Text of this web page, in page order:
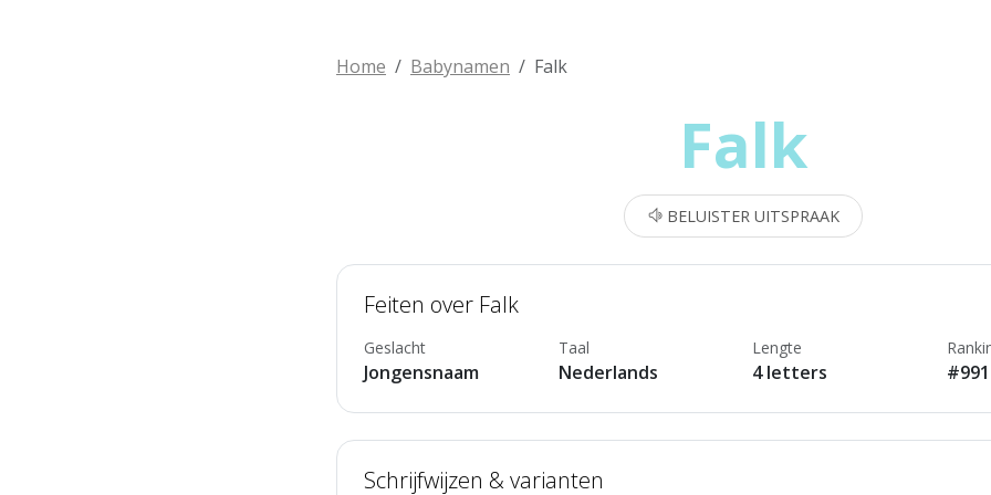
Home Babynamen Falk
Falk
BELUISTER UITSPRAAK
Feiten over Falk
Geslacht
Jongensnaam
Taal
Nederlands
Lengte
4 letters
Schrijfwijzen & varianten